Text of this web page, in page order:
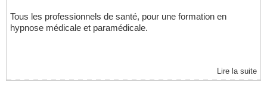
Tous les professionnels de santé, pour une formation en
hypnose médicale et paramédicale.
Lire la suite